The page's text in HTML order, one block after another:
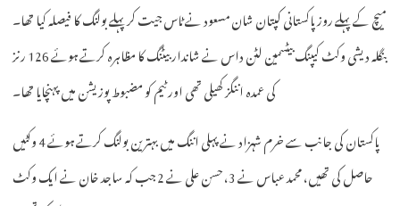
میچ کے پہلے روز پاکستانی کپتان شان مسعود نے ٹاس جیت کر پہلے بولنگ کا فیصلہ کیا تھا۔
بنگلہ دیشی وکٹ کیپنگ بیٹسمین لٹن داس نے شاندار بیٹنگ کا مظاہرہ کرتے ہوئے 126 رنز
کی عمدہ اننگز کھیلی تھی اور ٹیم کو مضبوط پوزیشن میں پہنچایا تھا۔
پاکستان کی جانب سے خرم شہزاد نے پہلی اننگ میں بہترین بولنگ کرتے ہوئے 4 وکٹیں
حاصل کی تھیں، محمد عباس نے 3، حسن علی نے 2 جب کہ ساجد خان نے ایک وکٹ